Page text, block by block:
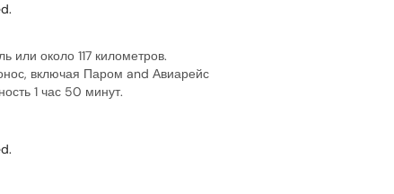
или около 117 километров.
включая Паром and Авиарейс
1 час 50 минут.